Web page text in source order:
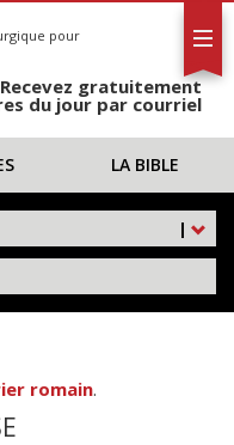
pour
Recevez gratuitement
du jour par courriel
LA BIBLE
|
romain.